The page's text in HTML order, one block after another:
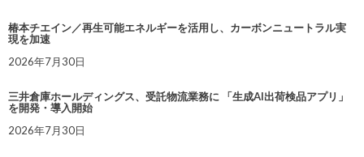
椿本チエイン／再生可能エネルギーを活用し、カーボンニュートラル実
現を加速
2026年7月30日
三井倉庫ホールディングス、受託物流業務に 「生成AI出荷検品アプリ」
を開発・導入開始
2026年7月30日